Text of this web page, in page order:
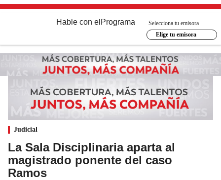
Hable con el Programa
Selecciona tu emisora
Elige tu emisora
Judicial
La Sala Disciplinaria aparta al
magistrado ponente del caso
Ramos